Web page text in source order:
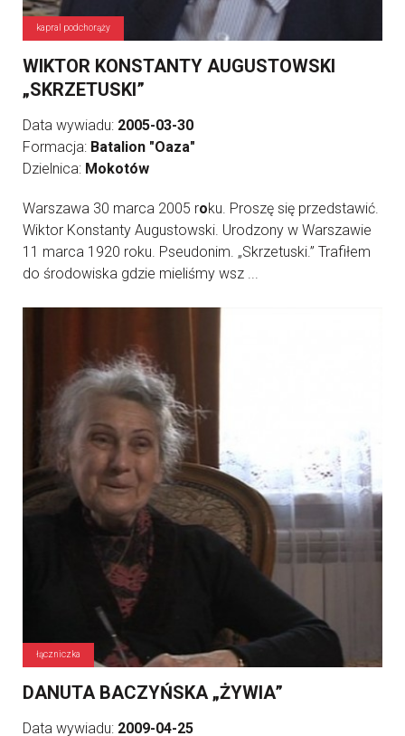
kapral podchorąży
WIKTOR KONSTANTY AUGUSTOWSKI
„SKRZETUSKI”
Data wywiadu: 2005-03-30
Formacja: Batalion "Oaza"
Dzielnica: Mokotów
Warszawa 30 marca 2005 roku. Proszę się przedstawić.
Wiktor Konstanty Augustowski. Urodzony w Warszawie
11 marca 1920 roku. Pseudonim. „Skrzetuski.” Trafiłem
do środowiska gdzie mieliśmy wsz ...
łączniczka
DANUTA BACZYŃSKA „ŻYWIA”
Data wywiadu: 2009-04-25